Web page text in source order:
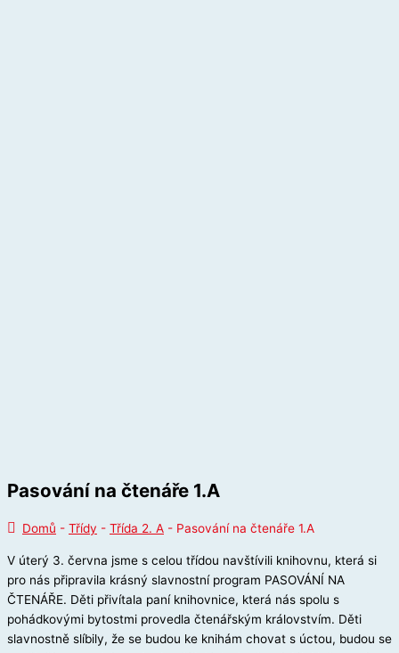
Pasování na čtenáře 1.A
Domů - Třídy - Třída 2. A - Pasování na čtenáře 1.A
V úterý 3. června jsme s celou třídou navštívili knihovnu, která si
pro nás připravila krásný slavnostní program PASOVÁNÍ NA
ČTENÁŘE. Děti přivítala paní knihovnice, která nás spolu s
pohádkovými bytostmi provedla čtenářským královstvím. Děti
slavnostně slíbily, že se budou ke knihám chovat s úctou, budou se